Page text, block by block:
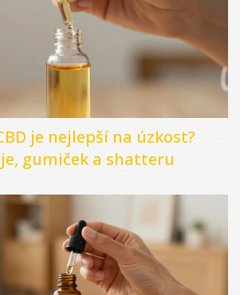
je nejlepší na úzkost?
gumiček a shatteru